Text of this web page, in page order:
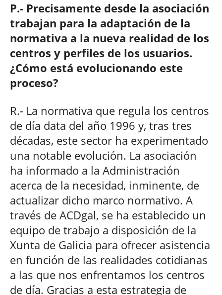
P.- Precisamente desde la asociación
trabajan para la adaptación de la
normativa a la nueva realidad de los
centros y perfiles de los usuarios.
¿Cómo está evolucionando este
proceso?
R.- La normativa que regula los centros
de día data del año 1996 y, tras tres
décadas, este sector ha experimentado
una notable evolución. La asociación
ha informado a la Administración
acerca de la necesidad, inminente, de
actualizar dicho marco normativo. A
través de ACDgal, se ha establecido un
equipo de trabajo a disposición de la
Xunta de Galicia para ofrecer asistencia
en función de las realidades cotidianas
a las que nos enfrentamos los centros
de día. Gracias a esta estrategia de